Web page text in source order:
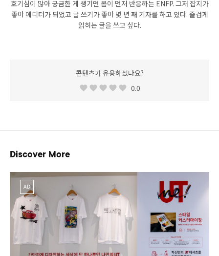
호기심이 많아 궁금한 게 생기면 몸이 먼저 반응하는 ENFP. 그저 잡지가
좋아 에디터가 되었고 글 쓰기가 좋아 몇 년 째 기자를 하고 있다. 즐겁게
읽히는 글을 쓰고 싶다.
콘텐츠가 유용하셨나요?
0.0
Discover More
AD